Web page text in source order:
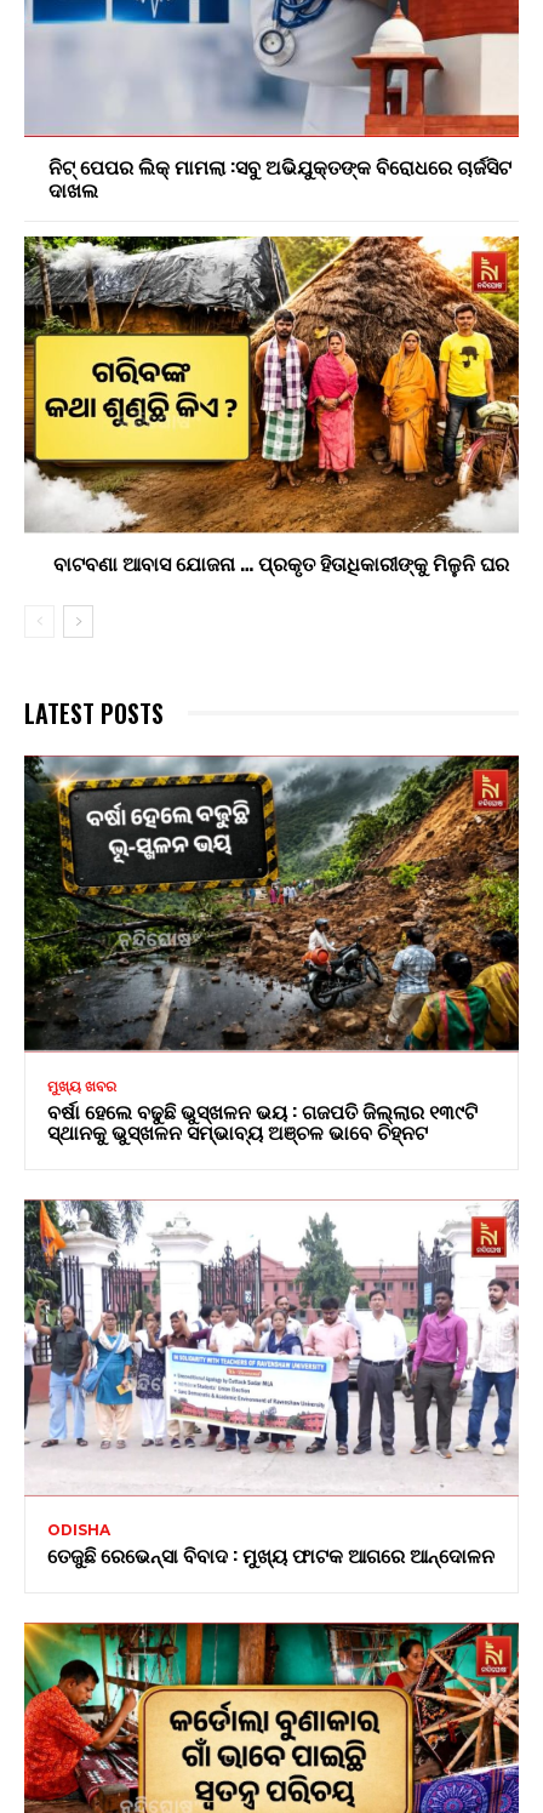
ନିଟ୍ ପେପର ଲିକ୍ ମାମଲା :ସବୁ ଅଭିଯୁକ୍ତଙ୍କ ବିରୋଧରେ ଚାର୍ଜସିଟ
ଦାଖଲ
ବାଟବଣା ଆବାସ ଯୋଜନା … ପ୍ରକୃତ ହିତାଧିକାରୀଙ୍କୁ ମିଳୁନି ଘର
LATEST POSTS
ମୁଖ୍ୟ ଖବର
ବର୍ଷା ହେଲେ ବଢୁଛି ଭୁସ୍ଖଳନ ଭୟ : ଗଜପତି ଜିଲ୍ଲାର ୧୩୯ଟି
ସ୍ଥାନକୁ ଭୁସ୍ଖଳନ ସମ୍ଭାବ୍ୟ ଅଞ୍ଚଳ ଭାବେ ଚିହ୍ନଟ
ODISHA
ତେଜୁଛି ରେଭେନ୍ସା ବିବାଦ : ମୁଖ୍ୟ ଫାଟକ ଆଗରେ ଆନ୍ଦୋଳନ